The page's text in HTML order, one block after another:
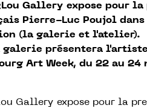
Gallery expose pour la
Pierre-Luc Poujol dans
(la galerie et l'atelier).
galerie présentera
Art Week, du 22 au 24
Gallery expose pour la